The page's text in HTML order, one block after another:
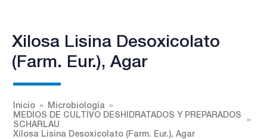
Xilosa Lisina Desoxicolato
(Farm. Eur.), Agar
Inicio
Microbiología
MEDIOS DE CULTIVO DESHIDRATADOS Y PREPARADOS
SCHARLAU
Xilosa Lisina Desoxicolato (Farm. Eur.), Agar